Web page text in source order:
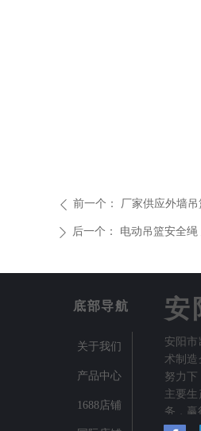
ꄴ 前一个： 厂家供应外墙
ꄲ 后一个： 电动吊篮安全
关于我们
产品中心
1688店铺
安
底部导航
安阳
术制造
努力
主要
务，赢